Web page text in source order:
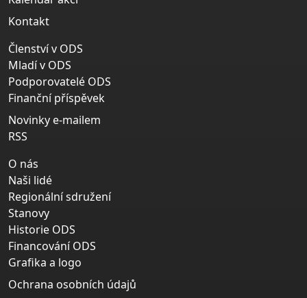
Kontakt
Členství v ODS
Mladí v ODS
Podporovatelé ODS
Finanční příspěvek
Novinky e-mailem
RSS
O nás
Naši lidé
Regionální sdružení
Stanovy
Historie ODS
Financování ODS
Grafika a logo
Ochrana osobních údajů